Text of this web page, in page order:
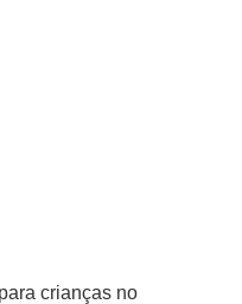
crianças no